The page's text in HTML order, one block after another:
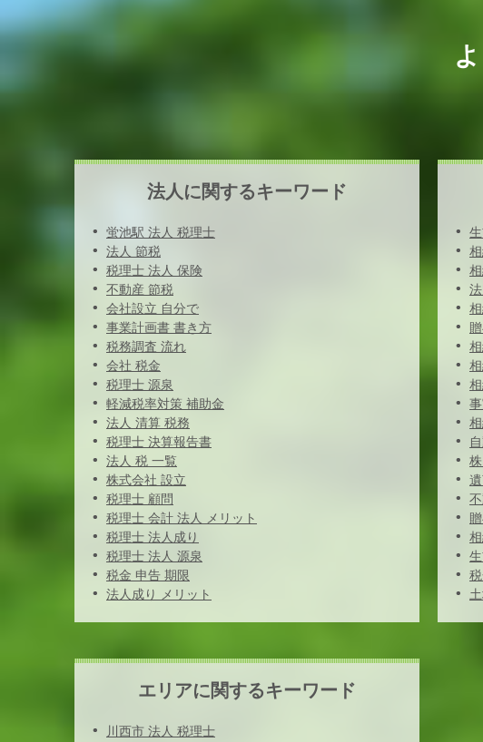
法人に関するキーワード
蛍池駅 法人 税理士
法人 節税
税理士 法人 保険
不動産 節税
会社設立 自分で
事業計画書 書き方
税務調査 流れ
会社 税金
税理士 源泉
軽減税率対策 補助金
法人 清算 税務
税理士 決算報告書
法人 税 一覧
株式会社 設立
税理士 顧問
税理士 会計 法人 メリット
税理士 法人成り
税理士 法人 源泉
税金 申告 期限
法人成り メリット
エリアに関するキーワード
川西市 法人 税理士